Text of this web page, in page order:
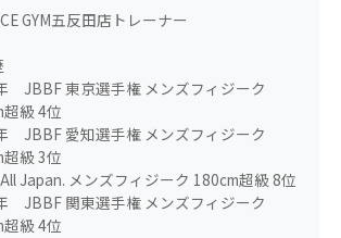
GYM五反田店トレーナー
JBBF 東京選手権 メンズフィジーク
級 4位
JBBF 愛知選手権 メンズフィジーク
級 3位
Japan. メンズフィジーク 180cm超級 8位
JBBF 関東選手権 メンズフィジーク
級 4位